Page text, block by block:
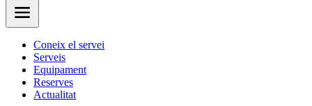
Coneix el servei
Serveis
Equipament
Reserves
Actualitat